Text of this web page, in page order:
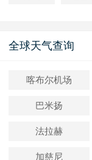
全球天气查询
喀布尔机场
巴米扬
法拉赫
加慈尼